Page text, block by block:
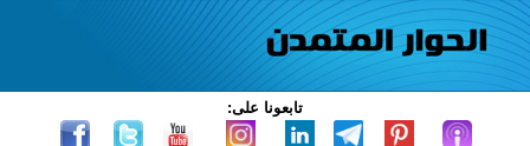
تابعونا على: